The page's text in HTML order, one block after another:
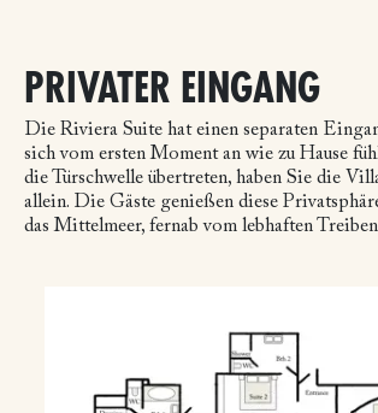
PRIVATER EINGANG
Die Riviera Suite hat einen separaten
sich vom ersten Moment an wie zu Hause
die Türschwelle übertreten, haben Sie die
allein. Die Gäste genießen diese
das Mittelmeer, fernab vom lebhaften